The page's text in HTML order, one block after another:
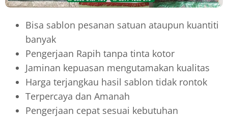
Bisa sablon pesanan satuan ataupun kuantiti
banyak
Pengerjaan Rapih tanpa tinta kotor
Jaminan kepuasan mengutamakan kualitas
Harga terjangkau hasil sablon tidak rontok
Terpercaya dan Amanah
Pengerjaan cepat sesuai kebutuhan